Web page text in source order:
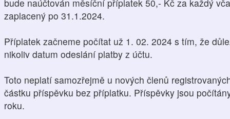
bude naúčtován měsíční příplatek 50,- Kč za každý
zaplacený po 31.1.2024.
Příplatek začneme počítat už 1. 02. 2024 s tím, že
nikoliv datum odeslání platby z účtu.
Toto neplatí samozřejmě u nových členů
částku příspěvku bez příplatku. Příspěvky jsou
roku.